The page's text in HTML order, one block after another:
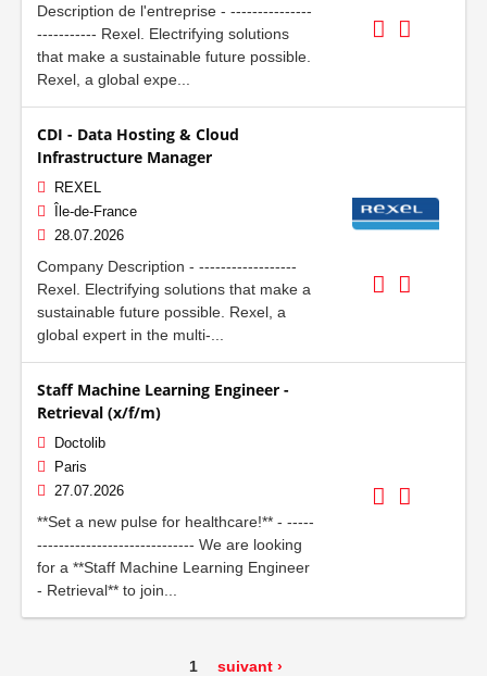
Description de l'entreprise - ---------------
----------- Rexel. Electrifying solutions
that make a sustainable future possible.
Rexel, a global expe...
CDI - Data Hosting & Cloud
Infrastructure Manager
REXEL
Île-de-France
28.07.2026
Company Description - ------------------
Rexel. Electrifying solutions that make a
sustainable future possible. Rexel, a
global expert in the multi-...
Staff Machine Learning Engineer -
Retrieval (x/f/m)
Doctolib
Paris
27.07.2026
**Set a new pulse for healthcare!** - -----
----------------------------- We are looking
for a **Staff Machine Learning Engineer
- Retrieval** to join...
1 suivant ›